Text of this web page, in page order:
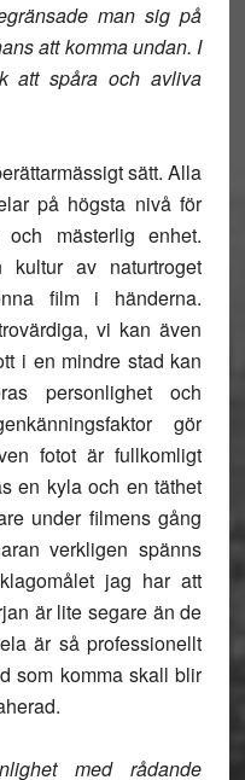
man sig på
att komma undan. I
att spåra och avliva
sätt. Alla
på högsta nivå för
mästerlig enhet.
av naturtroget
film i händerna.
vi kan även
i en mindre stad kan
personlighet och
gör
fotot är fullkomligt
en kyla och en täthet
under filmens gång
verkligen spänns
jag har att
är lite segare än de
är så professionellt
som komma skall blir
med rådande